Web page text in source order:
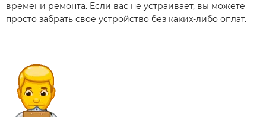
времени ремонта. Если вас не устраивает, вы можете
просто забрать свое устройство без каких-либо оплат.